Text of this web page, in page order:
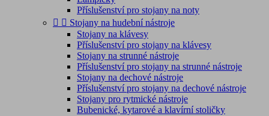
Příslušenství pro stojany na noty
  Stojany na hudební nástroje
Stojany na klávesy
Příslušenství pro stojany na klávesy
Stojany na strunné nástroje
Příslušenství pro stojany na strunné nástroje
Stojany na dechové nástroje
Příslušenství pro stojany na dechové nástroje
Stojany pro rytmické nástroje
Bubenické, kytarové a klavírní stoličky